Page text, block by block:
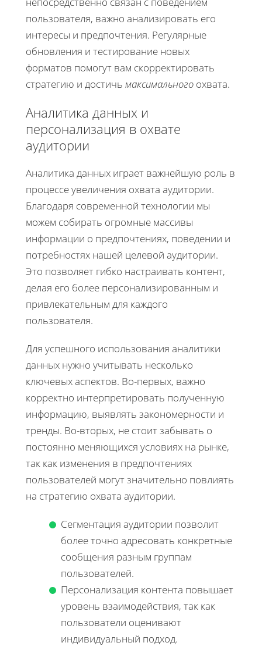
пользователя, важно анализировать его
интересы и предпочтения. Регулярные
обновления и тестирование новых
форматов помогут вам скорректировать
стратегию и достичь максимального охвата.
Аналитика данных и
персонализация в охвате
аудитории
Аналитика данных играет важнейшую роль в
процессе увеличения охвата аудитории.
Благодаря современной технологии мы
можем собирать огромные массивы
информации о предпочтениях, поведении и
потребностях нашей целевой аудитории.
Это позволяет гибко настраивать контент,
делая его более персонализированным и
привлекательным для каждого
пользователя.
Для успешного использования аналитики
данных нужно учитывать несколько
ключевых аспектов. Во-первых, важно
корректно интерпретировать полученную
информацию, выявлять закономерности и
тренды. Во-вторых, не стоит забывать о
постоянно меняющихся условиях на рынке,
так как изменения в предпочтениях
пользователей могут значительно повлиять
на стратегию охвата аудитории.
Сегментация аудитории позволит
более точно адресовать конкретные
сообщения разным группам
пользователей.
Персонализация контента повышает
уровень взаимодействия, так как
пользователи оценивают
индивидуальный подход.